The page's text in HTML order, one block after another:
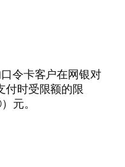
令卡客户在网银对
付时受限额的限
元。